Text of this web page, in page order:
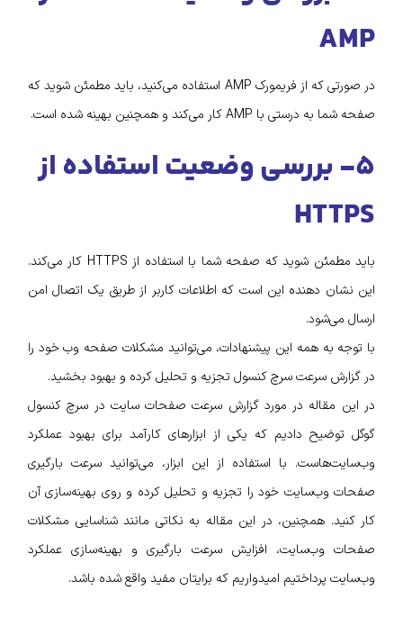
AMP
در صورتی که از فریمورک AMP استفاده می‌کنید، باید مطمئن شوید که
صفحه شما به درستی با AMP کار می‌کند و همچنین بهینه شده است.
۵- بررسی وضعیت استفاده از
HTTPS
باید مطمئن شوید که صفحه شما با استفاده از HTTPS کار می‌کند.
این نشان دهنده این است که اطلاعات کاربر از طریق یک اتصال امن
ارسال می‌شود.
با توجه به همه این پیشنهادات، می‌توانید مشکلات صفحه وب خود را
در گزارش سرعت سرچ کنسول تجزیه و تحلیل کرده و بهبود بخشید.
در این مقاله در مورد گزارش سرعت صفحات سایت در سرچ کنسول
گوگل توضیح دادیم که یکی از ابزارهای کارآمد برای بهبود عملکرد
وب‌سایت‌هاست. با استفاده از این ابزار، می‌توانید سرعت بارگیری
صفحات وب‌سایت خود را تجزیه و تحلیل کرده و روی بهینه‌سازی آن
کار کنید. همچنین، در این مقاله به نکاتی مانند شناسایی مشکلات
صفحات وب‌سایت، افزایش سرعت بارگیری و بهینه‌سازی عملکرد
وب‌سایت پرداختیم امیدواریم که برایتان مفید واقع شده باشد.